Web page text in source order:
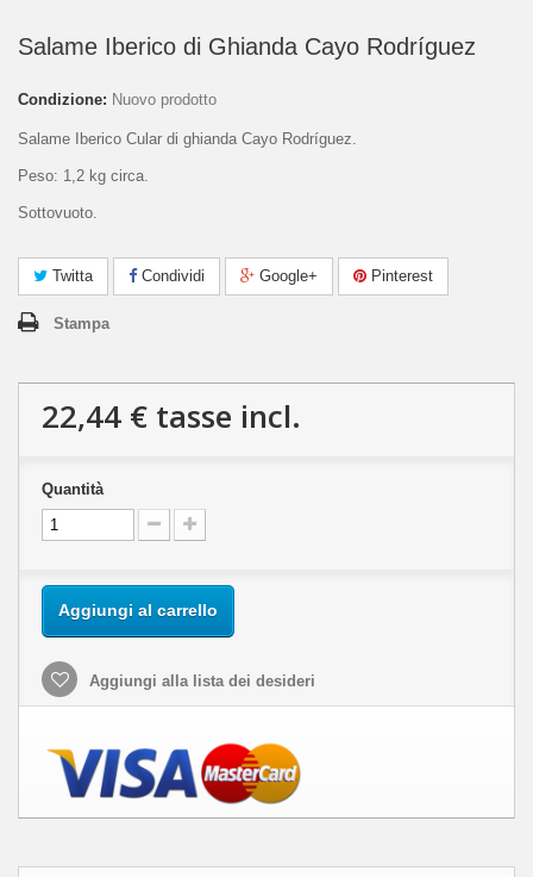
Salame Iberico di Ghianda Cayo Rodríguez
Condizione: Nuovo prodotto
Salame Iberico Cular di ghianda Cayo Rodríguez.
Peso: 1,2 kg circa.
Sottovuoto.
Twitta Condividi Google+ Pinterest
Stampa
22,44 € tasse incl.
Quantità
Aggiungi al carrello
Aggiungi alla lista dei desideri